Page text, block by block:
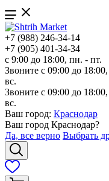
+7 (988) 246-34-14
+7 (905) 401-34-34
с 9:00 до 18:00, пн. - пт.
Звоните с 09:00 до
вс.
Звоните с 09:00 до
вс.
Ваш город: Краснодар
Ваш город Краснодар?
Да, все верно Выбрать